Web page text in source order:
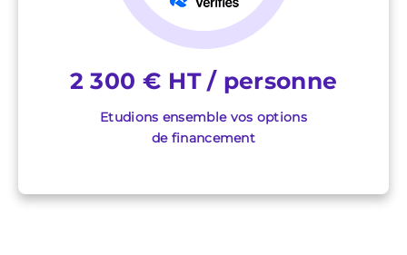
2 300 € HT / personne
Etudions ensemble vos options
de financement